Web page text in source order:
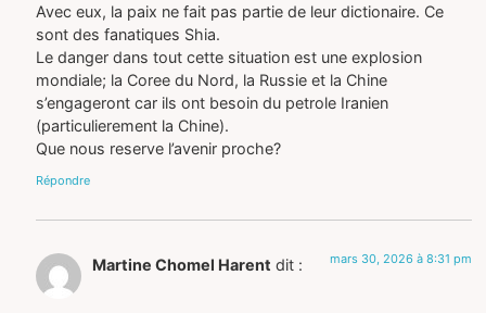
Avec eux, la paix ne fait pas partie de leur dictionaire. Ce
sont des fanatiques Shia.
Le danger dans tout cette situation est une explosion
mondiale; la Coree du Nord, la Russie et la Chine
s’engageront car ils ont besoin du petrole Iranien
(particulierement la Chine).
Que nous reserve l’avenir proche?
Répondre
Martine Chomel Harent dit : mars 30, 2026 à 8:31 pm